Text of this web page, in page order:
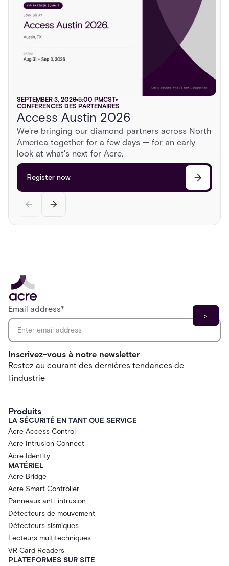
SEPTEMBER 3, 2026 5:00 PMCST
CONFÉRENCES DES PARTENAIRES
Access Austin 2026
We're bringing our diamond partners across North
America together for a few days — for an early
look at what's next for Acre.
Register now
AUGUST 13, 2026 2:00 PMCST CONFÉRENCES DES PARTENAIRES
Sonoma Roadshow
Head to Sonoma for a day behind the wheel of
exotic cars, a race on a private airstrip, and
discussions on the cutting edge of security.
NOVEMBER 5, 2026 6:00 PMCST TRADE SHOWS
ISC East 2026
Register now
SEPTEMBER 16, 2026 6:00 PMCST
GSX 2026
Register now
Inscrivez-vous à notre newsletter
Restez au courant des dernières tendances de
l'industrie
Email address*
Produits
LA SÉCURITÉ EN TANT QUE SERVICE
Acre Access Control
Acre Intrusion Connect
Acre Identity
MATÉRIEL
Acre Bridge
Acre Smart Controller
Panneaux anti-intrusion
Détecteurs de mouvement
Détecteurs sismiques
Lecteurs multitechniques
VR Card Readers
PLATEFORMES SUR SITE